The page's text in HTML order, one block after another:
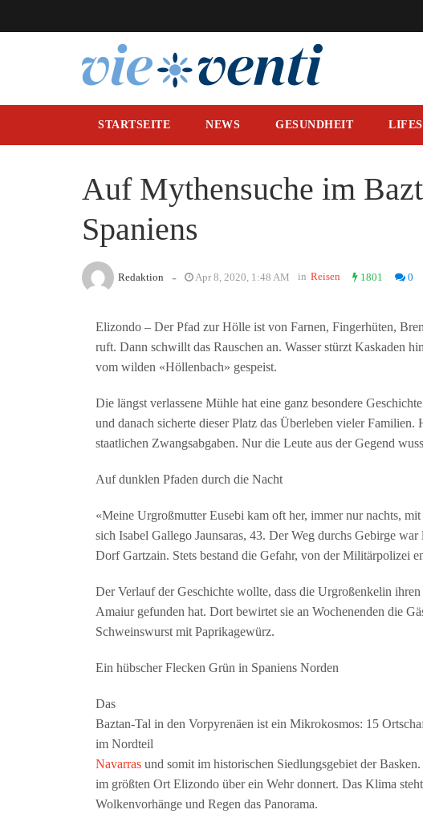
STARTSEITE NEWS GESUNDHEIT
Auf Mythensuche im
Spaniens
Redaktion - Apr 8, 2020, 1:48 AM in Reisen 1801 0
Elizondo – Der Pfad zur Hölle ist von Farnen, Fingerhüten,
ruft. Dann schwillt das Rauschen an. Wasser stürzt Kaskaden
vom wilden «Höllenbach» gespeist.
Die längst verlassene Mühle hat eine ganz besondere
und danach sicherte dieser Platz das Überleben vieler
staatlichen Zwangsabgaben. Nur die Leute aus der Gegend
Auf dunklen Pfaden durch die Nacht
«Meine Urgroßmutter Eusebi kam oft her, immer nur nachts,
sich Isabel Gallego Jaunsaras, 43. Der Weg durchs Gebirge
Dorf Gartzain. Stets bestand die Gefahr, von der Militärpolizei
Der Verlauf der Geschichte wollte, dass die Urgroßenkelin
Amaiur gefunden hat. Dort bewirtet sie an Wochenenden die
Schweinswurst mit Paprikagewürz.
Ein hübscher Flecken Grün in Spaniens Norden
Das
Baztan-Tal in den Vorpyrenäen ist ein Mikrokosmos: 15
im Nordteil
Navarrasund somit im historischen Siedlungsgebiet der
im größten Ort Elizondo über ein Wehr donnert. Das Klima
Wolkenvorhänge und Regen das Panorama.